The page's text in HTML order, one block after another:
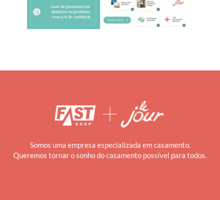
Somos uma empresa especializada em casamento.
Queremos tornar o sonho do casamento possível para todos.